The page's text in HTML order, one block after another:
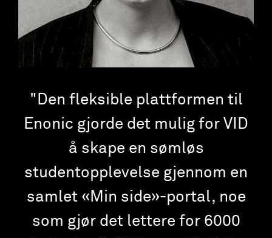
Den fleksible plattformen til
Enonic gjorde det mulig for VID
å skape en sømløs
studentopplevelse gjennom en
samlet «Min side»-portal, noe
som gjør det lettere for 6000